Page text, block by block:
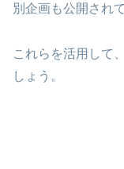
別企画も公開され
これらを活用して
しょう。